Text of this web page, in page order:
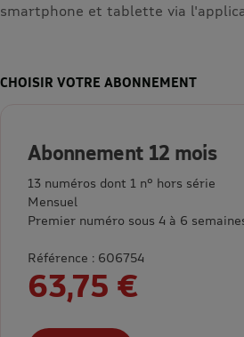
smartphone et tablette via
CHOISIR VOTRE ABONNEMENT
Abonnement 12 mois
13 numéros dont 1 n° hors série
Mensuel
Premier numéro sous 4 à 6
Référence : 606754
63,75 €